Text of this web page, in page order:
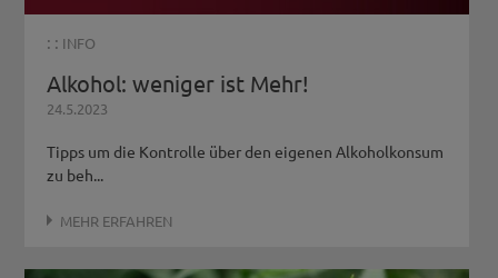
: : INFO
Alkohol: weniger ist Mehr!
24.5.2023
Tipps um die Kontrolle über den eigenen Alkoholkonsum
zu beh...
MEHR ERFAHREN